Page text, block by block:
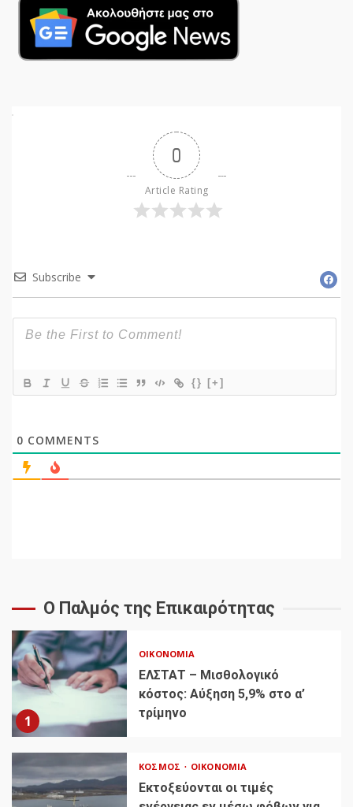
0
Article Rating
Subscribe
{} [+]
0 COMMENTS
Ο Παλμός της Επικαιρότητας
1
ΟΙΚΟΝΟΜΊΑ
ΕΛΣΤΑΤ – Μισθολογικό
κόστος: Αύξηση 5,9% στο α’
τρίμηνο
ΚΌΣΜΟΣ ΟΙΚΟΝΟΜΊΑ
Εκτοξεύονται οι τιμές